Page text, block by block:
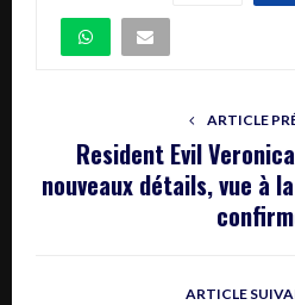
ARTICLE
Resident Evil
nouveaux détails, vue à
ARTICLE